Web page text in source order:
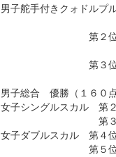
男子舵手付きクォドル
浅野蒼空
第２位 石巻工業高
伊藤啓
第３位 石巻工業高
佐々木
男子総合 優勝（１６０
女子シングルスカル
第３位 齋藤
女子ダブルスカル 第４
第５位 石巻工業